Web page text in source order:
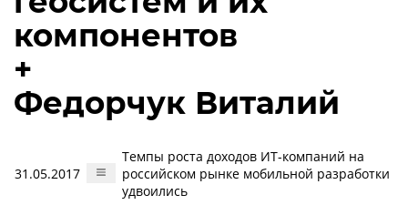
компонентов
+
Федорчук Виталий
31.05.2017
Темпы роста доходов ИТ-компаний на
российском рынке мобильной разработки
удвоились